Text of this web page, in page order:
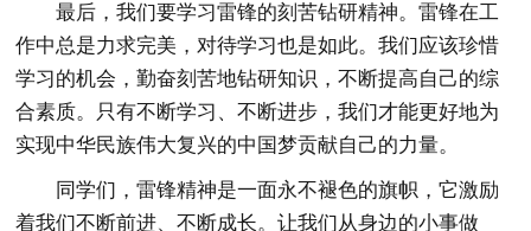
最后，我们要学习雷锋的刻苦钻研精神。雷锋在工
作中总是力求完美，对待学习也是如此。我们应该珍惜
学习的机会，勤奋刻苦地钻研知识，不断提高自己的综
合素质。只有不断学习、不断进步，我们才能更好地为
实现中华民族伟大复兴的中国梦贡献自己的力量。
同学们，雷锋精神是一面永不褪色的旗帜，它激励
着我们不断前进、不断成长。让我们从身边的小事做